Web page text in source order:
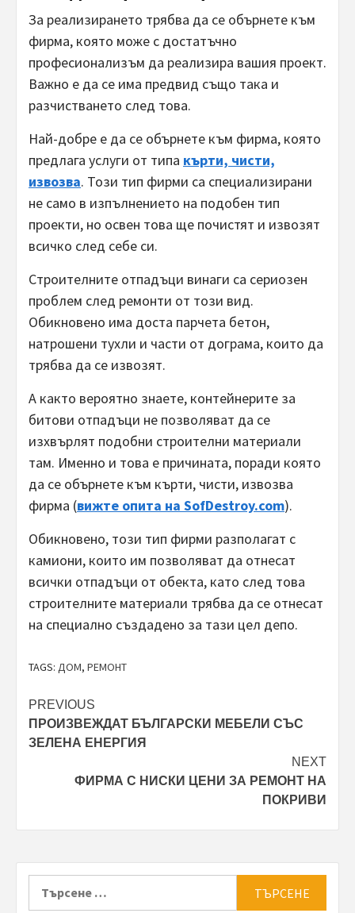
За реализирането трябва да се обърнете към
фирма, която може с достатъчно
професионализъм да реализира вашия проект.
Важно е да се има предвид също така и
разчистването след това.
Най-добре е да се обърнете към фирма, която
предлага услуги от типа кърти, чисти,
извозва. Този тип фирми са специализирани
не само в изпълнението на подобен тип
проекти, но освен това ще почистят и извозят
всичко след себе си.
Строителните отпадъци винаги са сериозен
проблем след ремонти от този вид.
Обикновено има доста парчета бетон,
натрошени тухли и части от дограма, които да
трябва да се извозят.
А както вероятно знаете, контейнерите за
битови отпадъци не позволяват да се
изхвърлят подобни строителни материали
там. Именно и това е причината, поради която
да се обърнете към кърти, чисти, извозва
фирма (вижте опита на SofDestroy.com).
Обикновено, този тип фирми разполагат с
камиони, които им позволяват да отнесат
всички отпадъци от обекта, като след това
строителните материали трябва да се отнесат
на специално създадено за тази цел депо.
TAGS: ДОМ, РЕМОНТ
Post
navigation
PREVIOUS
ПРОИЗВЕЖДАТ БЪЛГАРСКИ МЕБЕЛИ СЪС
ЗЕЛЕНА ЕНЕРГИЯ
NEXT
ФИРМА С НИСКИ ЦЕНИ ЗА РЕМОНТ НА
ПОКРИВИ